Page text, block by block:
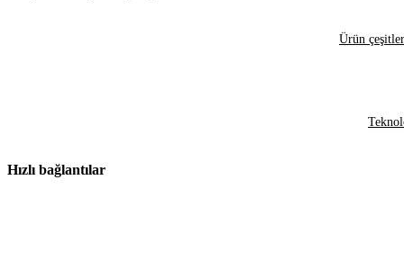
Ürün
Hızlı bağlantılar